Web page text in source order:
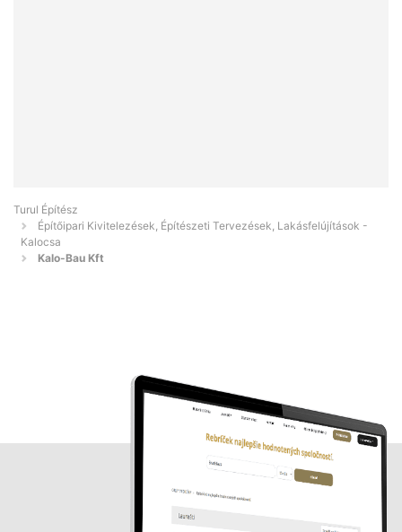
Turul Építész
Építőipari Kivitelezések, Építészeti Tervezések, Lakásfelújítások -
Kalocsa
Kalo-Bau Kft